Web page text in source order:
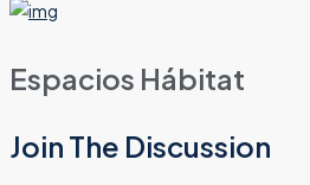
Espacios Hábitat
Join The Discussion